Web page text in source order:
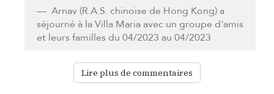
Arnav (R.A.S. chinoise de Hong Kong) a
séjourné à la Villa Maria avec un groupe d'amis
et leurs familles du 04/2023 au 04/2023
Lire plus de commentaires